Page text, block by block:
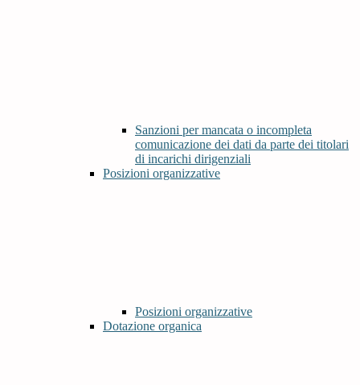
Sanzioni per mancata o incompleta
comunicazione dei dati da parte dei titolari
di incarichi dirigenziali
Posizioni organizzative
Posizioni organizzative
Dotazione organica